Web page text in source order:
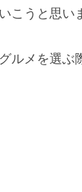
こうと思い
ルメを選